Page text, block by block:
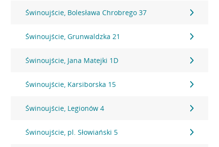
Świnoujście, Bolesława Chrobrego 37
Świnoujście, Grunwaldzka 21
Świnoujście, Jana Matejki 1D
Świnoujście, Karsiborska 15
Świnoujście, Legionów 4
Świnoujście, pl. Słowiański 5